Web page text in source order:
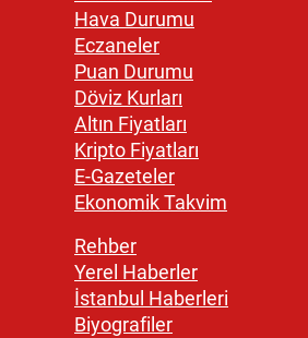
Hava Durumu
Eczaneler
Puan Durumu
Döviz Kurları
Altın Fiyatları
Kripto Fiyatları
E-Gazeteler
Ekonomik Takvim
Rehber
Yerel Haberler
İstanbul Haberleri
Biyografiler